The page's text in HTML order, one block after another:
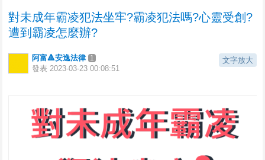
對未成年霸凌犯法坐牢?霸凌犯法嗎?心靈受創?
遭到霸凌怎麼辦?
文字放大
阿富🔺安逸法律 1
發表 2023-03-23 00:08:51